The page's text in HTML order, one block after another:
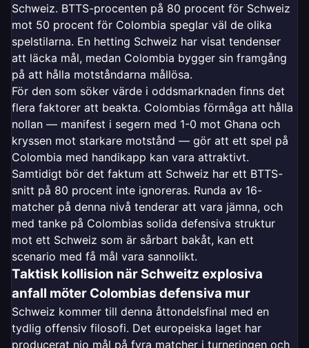
Schweiz. BTTS-procenten på 80 procent för Schweiz
mot 50 procent för Colombia speglar väl de olika
spelstilarna. En hetting Schweiz har visat tendenser
att läcka mål, medan Colombia bygger sin framgång
på att hålla motståndarna mållösa.
För den som söker värde i oddsmarknaden finns det
flera faktorer att beakta. Colombias förmåga att hålla
nollan — manifest i segern med 1-0 mot Ghana och
kryssen mot starkare motstånd — gör att ett spel på
Colombia med handikapp kan vara attraktivt.
Samtidigt bör det faktum att Schweiz har ett BTTS-
snitt på 80 procent inte ignoreras. Runda av 16-
matcher på denna nivå tenderar att vara jämna, och
med tanke på Colombias solida defensiva struktur
mot ett Schweiz som är sårbart bakåt, kan ett
scenario med få mål vara sannolikt.
Taktisk kollision när Schweitz explosiva
anfall möter Colombias defensiva mur
Schweiz kommer till denna åttondelsfinal med en
tydlig offensiv filosofi. Det europeiska laget har
producerat nio mål på fyra matcher i turneringen och